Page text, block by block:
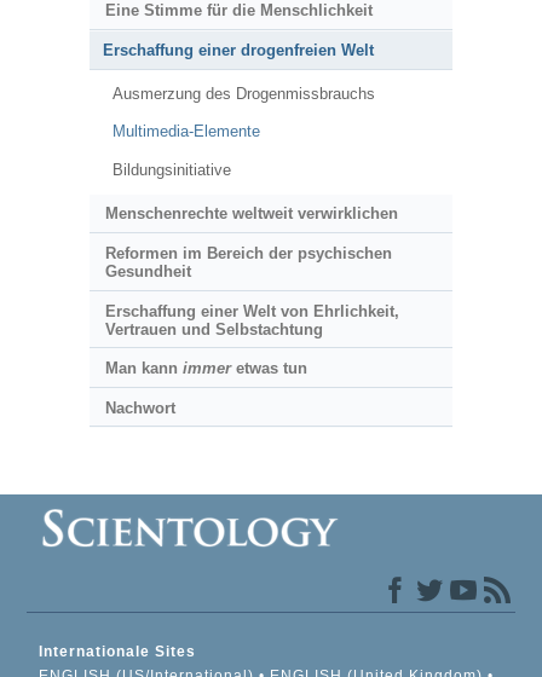
Eine Stimme für die Menschlichkeit
Erschaffung einer drogenfreien Welt
Ausmerzung des Drogenmissbrauchs
Multimedia-Elemente
Bildungsinitiative
Menschenrechte weltweit verwirklichen
Reformen im Bereich der psychischen
Gesundheit
Erschaffung einer Welt von Ehrlichkeit,
Vertrauen und Selbstachtung
Man kann immeretwas tun
Nachwort
Internationale Sites